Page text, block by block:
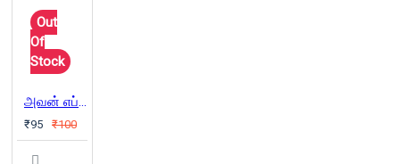
Out
Of
Stock
அவன் எப்போது தாத்தாவானான்
₹95 ₹100